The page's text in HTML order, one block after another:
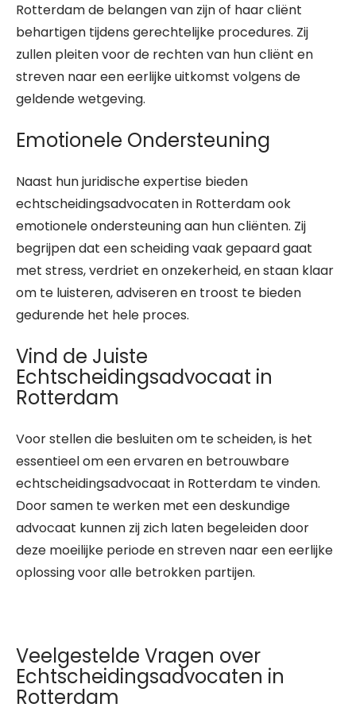
Rotterdam de belangen van zijn of haar cliënt
behartigen tijdens gerechtelijke procedures. Zij
zullen pleiten voor de rechten van hun cliënt en
streven naar een eerlijke uitkomst volgens de
geldende wetgeving.
Emotionele Ondersteuning
Naast hun juridische expertise bieden
echtscheidingsadvocaten in Rotterdam ook
emotionele ondersteuning aan hun cliënten. Zij
begrijpen dat een scheiding vaak gepaard gaat
met stress, verdriet en onzekerheid, en staan klaar
om te luisteren, adviseren en troost te bieden
gedurende het hele proces.
Vind de Juiste
Echtscheidingsadvocaat in
Rotterdam
Voor stellen die besluiten om te scheiden, is het
essentieel om een ervaren en betrouwbare
echtscheidingsadvocaat in Rotterdam te vinden.
Door samen te werken met een deskundige
advocaat kunnen zij zich laten begeleiden door
deze moeilijke periode en streven naar een eerlijke
oplossing voor alle betrokken partijen.
Veelgestelde Vragen over
Echtscheidingsadvocaten in
Rotterdam